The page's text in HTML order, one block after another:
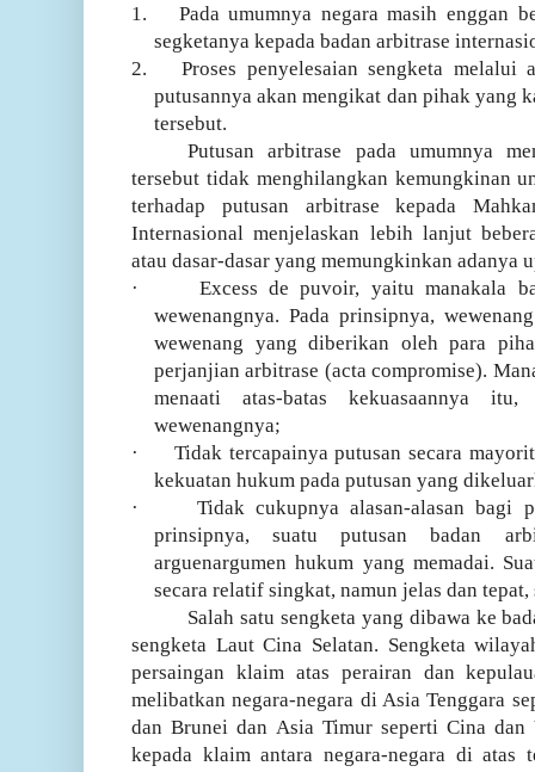
1.
Pada umumnya negara masih enggan
segketanya kepada badan arbitrase
2.
Proses penyelesaian sengketa melalui
putusannya akan mengikat dan pihak yang
tersebut.
Putusan arbitrase pada umumnya
tersebut tidak menghilangkan kemungkinan
terhadap putusan arbitrase kepada
Internasional menjelaskan lebih lanjut
atau dasar-dasar yang memungkinkan adanya
·
Excess de puvoir, yaitu manakala
wewenangnya. Pada prinsipnya,
wewenang yang diberikan oleh para
perjanjian arbitrase (acta compromise).
menaati atas-batas kekuasaannya
wewenangnya;
·
Tidak tercapainya putusan secara
kekuatan hukum pada putusan yang
·
Tidak cukupnya alasan-alasan bagi
prinsipnya, suatu putusan badan
arguenargumen hukum yang memadai.
secara relatif singkat, namun jelas dan
Salah satu sengketa yang dibawa ke
sengketa Laut Cina Selatan. Sengketa
persaingan klaim atas perairan dan
melibatkan negara-negara di Asia Tenggara
dan Brunei dan Asia Timur seperti Cina dan
kepada klaim antara negara-negara di atas